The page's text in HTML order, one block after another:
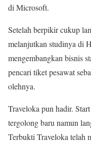
di Microsoft.
Setelah berpikir cukup
melanjutkan studinya di
mengembangkan bisnis
pencari tiket pesawat
olehnya.
Traveloka pun hadir.
tergolong baru namun
Terbukti Traveloka telah